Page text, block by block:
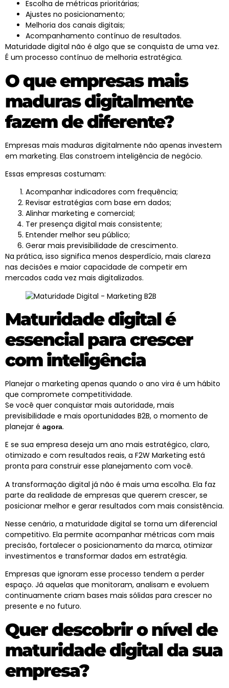
Escolha de métricas prioritárias;
Ajustes no posicionamento;
Melhoria dos canais digitais;
Acompanhamento contínuo de resultados.
Maturidade digital não é algo que se conquista de uma vez.
É um processo contínuo de melhoria estratégica.
O que empresas mais
maduras digitalmente
fazem de diferente?
Empresas mais maduras digitalmente não apenas investem
em marketing. Elas constroem inteligência de negócio.
Essas empresas costumam:
Acompanhar indicadores com frequência;
Revisar estratégias com base em dados;
Alinhar marketing e comercial;
Ter presença digital mais consistente;
Entender melhor seu público;
Gerar mais previsibilidade de crescimento.
Na prática, isso significa menos desperdício, mais clareza
nas decisões e maior capacidade de competir em
mercados cada vez mais digitalizados.
Maturidade digital é
essencial para crescer
com inteligência
Planejar o marketing apenas quando o ano vira é um hábito
que compromete competitividade.
Se você quer conquistar mais autoridade, mais
previsibilidade e mais oportunidades B2B, o momento de
planejar é agora.
E se sua empresa deseja um ano mais estratégico, claro,
otimizado e com resultados reais, a F2W Marketing está
pronta para construir esse planejamento com você.
A transformação digital já não é mais uma escolha. Ela faz
parte da realidade de empresas que querem crescer, se
posicionar melhor e gerar resultados com mais consistência.
Nesse cenário, a maturidade digital se torna um diferencial
competitivo. Ela permite acompanhar métricas com mais
precisão, fortalecer o posicionamento da marca, otimizar
investimentos e transformar dados em estratégia.
Empresas que ignoram esse processo tendem a perder
espaço. Já aquelas que monitoram, analisam e evoluem
continuamente criam bases mais sólidas para crescer no
presente e no futuro.
Quer descobrir o nível de
maturidade digital da sua
empresa?